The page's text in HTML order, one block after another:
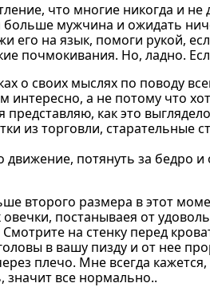
что многие никогда и не
мужчина и ожидать
его на язык, помоги рукой,
почмокивания. Но, ладно.
о своих мыслях по поводу
а не потому что
как это
из торговли, старательные
потянуть за бедро
второго размера в этот
постанываея от
на стенку перед
в вашу пизду и от нее
плечо. Мне всегда кажется,
значит все нормально..